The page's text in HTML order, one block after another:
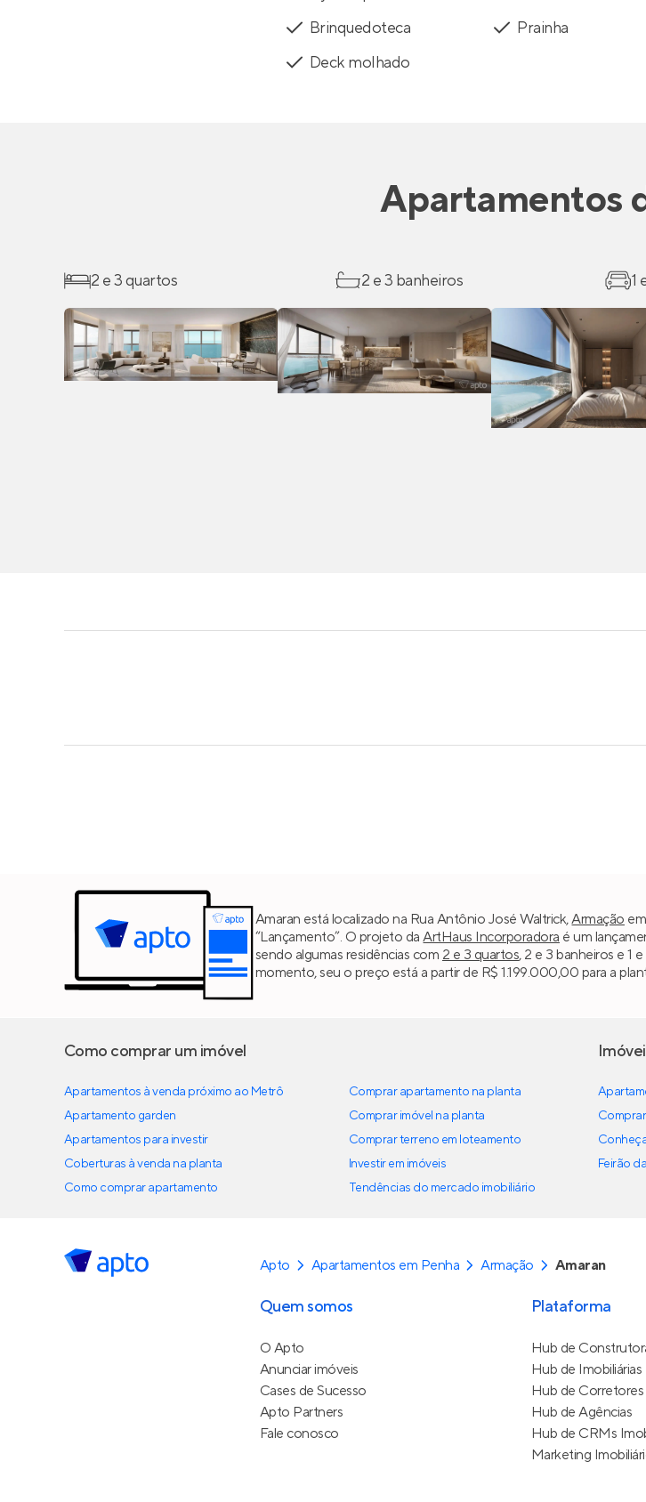
Brinquedoteca
Prainha
Deck molhado
Apartamentos
2 e 3 quartos 2 e 3 banheiros 1
Amaran está localizado na Rua Antônio José Waltrick,Armação em
“Lançamento”. O projeto daArtHaus Incorporadora é um
sendo algumas residências com 2 e 3 quartos, 2 e 3 banheiros e 1
momento, seu o preço está a partir de R$ 1.199.000,00 para a
Como comprar um imóvel
Apartamentos à venda próximo ao Metrô
Apartamento garden
Apartamentos para investir
Coberturas à venda na planta
Como comprar apartamento
Comprar apartamento na planta
Comprar imóvel na planta
Comprar terreno em loteamento
Investir em imóveis
Tendências do mercado imobiliário
Feirão
Apto Apartamentos em Penha Armação Amaran
Quem somos
O Apto
Anunciar imóveis
Cases de Sucesso
Apto Partners
Fale conosco
Plataforma
Hub de
Hub de Imobiliárias
Hub de Corretores
Hub de Agências
Hub de CRMs
Marketing